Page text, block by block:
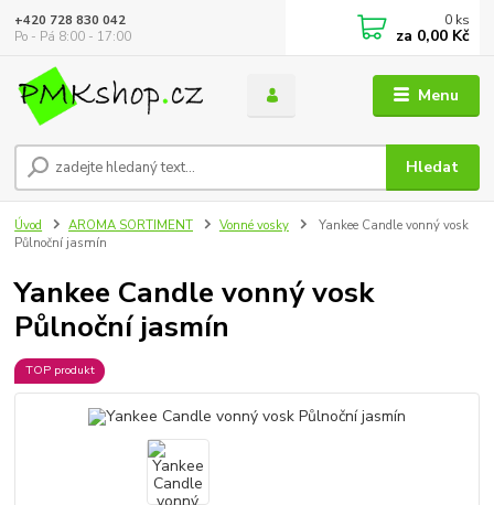
Menu
Hledat
+420 728 830 042
Po - Pá 8:00 - 17:00
0 ks
za 0,00 Kč
Úvod AROMA SORTIMENT Vonné vosky
Yankee Candle vonný vosk
Půlnoční jasmín
Yankee Candle vonný vosk
Půlnoční jasmín
TOP produkt